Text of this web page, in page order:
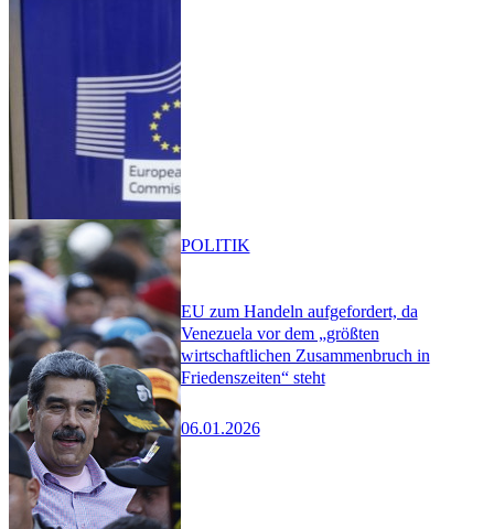
EU zum Handeln aufgefordert, da
Venezuela vor dem „größten
wirtschaftlichen Zusammenbruch in
Friedenszeiten“ steht
06.01.2026
POLITIK